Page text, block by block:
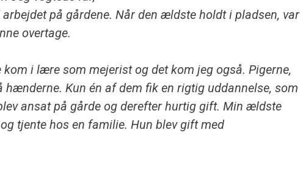
arbejdetpå gårdene. Når den ældste holdt i pladsen, var
overtage.
i lære som mejerist og det kom jeg også. Pigerne,
hænderne. Kun én af dem fik en rigtig uddannelse, som
ansat på gårde ogderefter hurtig gift. Min ældste
tjente hos en familie. Hun blev gift med